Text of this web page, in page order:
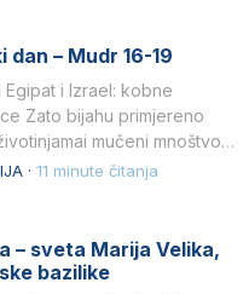
dan – Mudr 16-19
Egipat i Izrael: kobne
Zato bijahu primjereno
mučeni mnoštvom
· 11 minute čitanja
– sveta Marija Velika,
bazilike